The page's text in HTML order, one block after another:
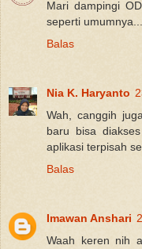
Mari dampingi
seperti
Balas
Nia K. Haryanto
Wah, canggih
baru bisa
aplikasi terpisah
Balas
Imawan Anshari
Waah keren nih